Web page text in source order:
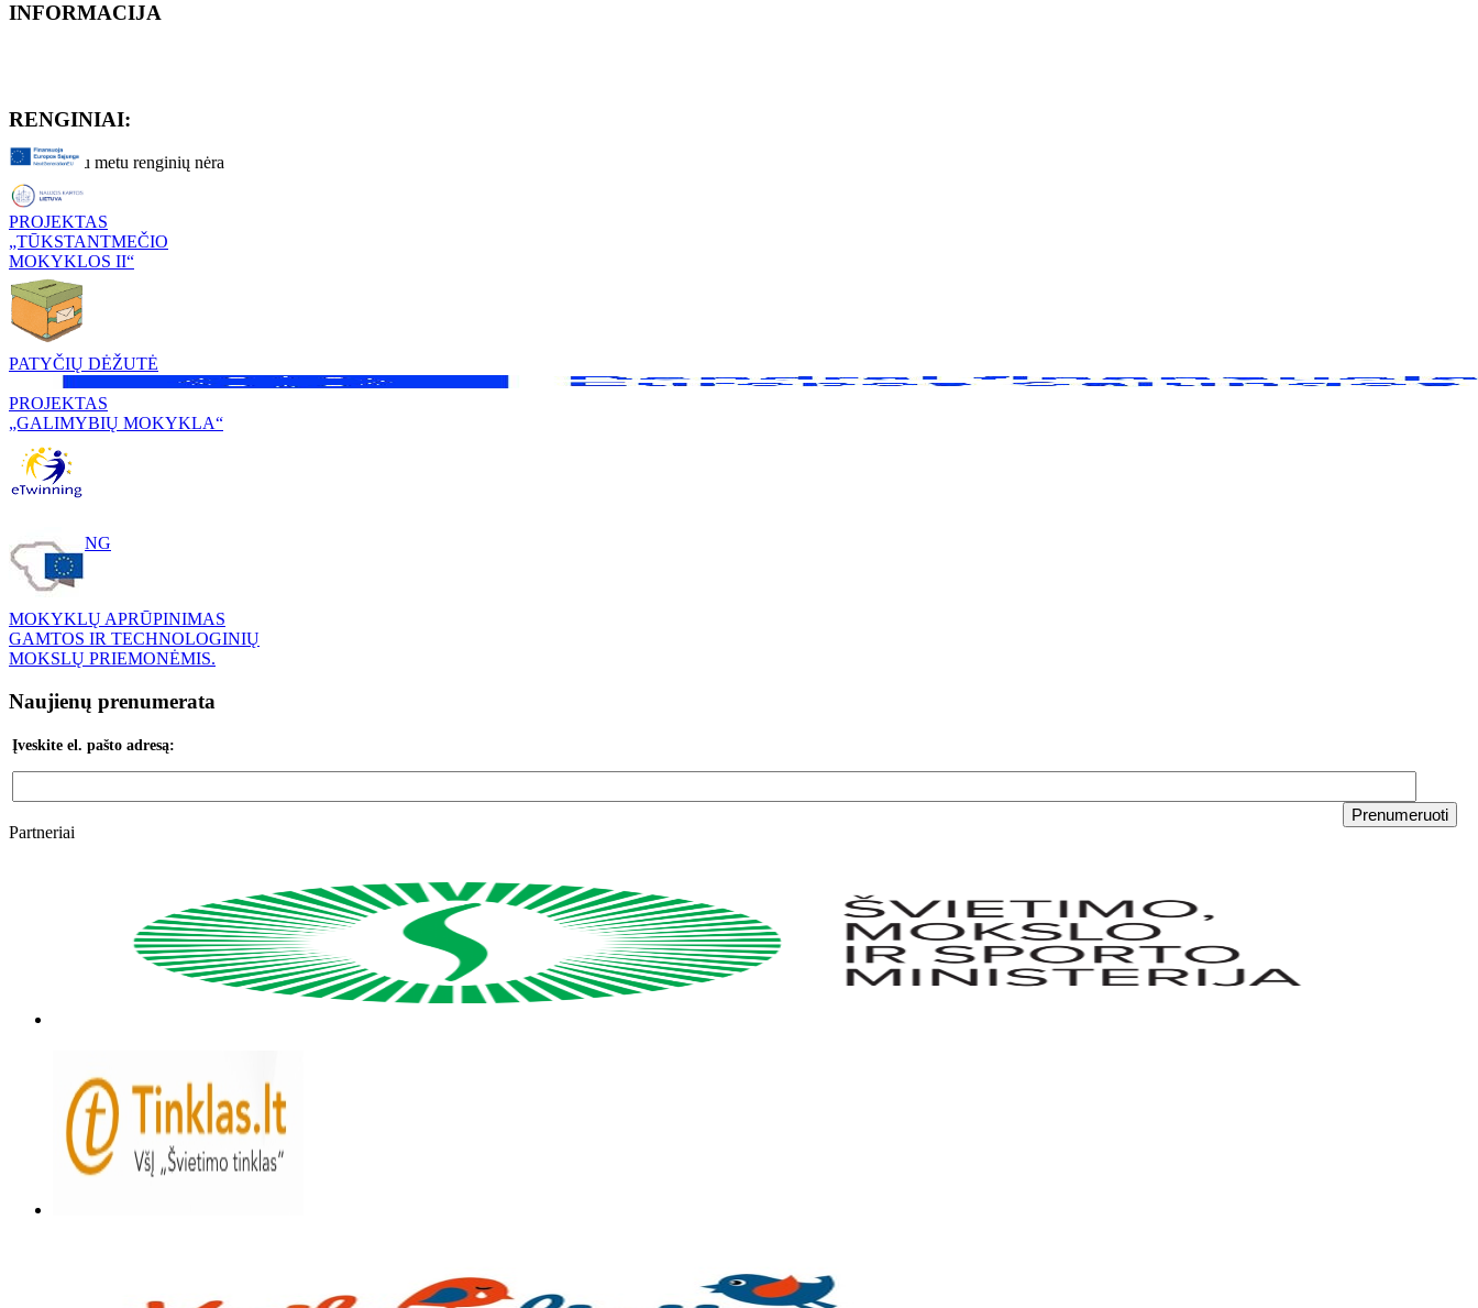
INFORMACIJA
RENGINIAI:
Artimiausiu metu renginių nėra
PROJEKTAS
„TŪKSTANTMEČIO
MOKYKLOS II“
PATYČIŲ DĖŽUTĖ
PROJEKTAS
„GALIMYBIŲ MOKYKLA“
ETWINNING
MOKYKLŲ APRŪPINIMAS
GAMTOS IR TECHNOLOGINIŲ
MOKSLŲ PRIEMONĖMIS.
Naujienų prenumerata
Įveskite el. pašto adresą:
Partneriai